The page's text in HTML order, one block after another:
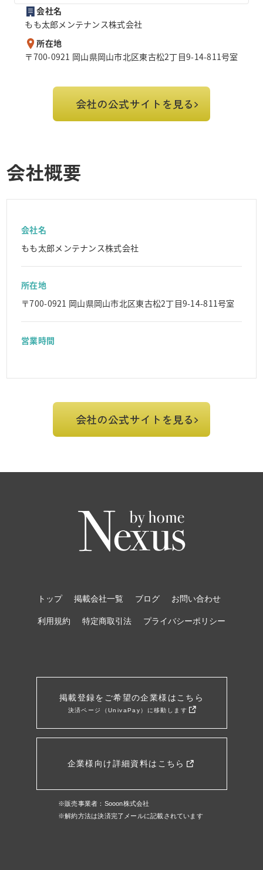
会社名
もも太郎メンテナンス株式会社
所在地
〒700-0921 岡山県岡山市北区東古松2丁目9-14-811号室
会社の公式サイトを見る
会社概要
会社名
もも太郎メンテナンス株式会社
所在地
〒700-0921 岡山県岡山市北区東古松2丁目9-14-811号室
営業時間
会社の公式サイトを見る
トップ 掲載会社一覧 ブログ お問い合わせ
利用規約 特定商取引法 プライバシーポリシー
掲載登録をご希望の企業様はこちら
決済ページ（UnivaPay）に移動します
企業様向け詳細資料はこちら
※販売事業者：Sooon株式会社
※解約方法は決済完了メールに記載されています